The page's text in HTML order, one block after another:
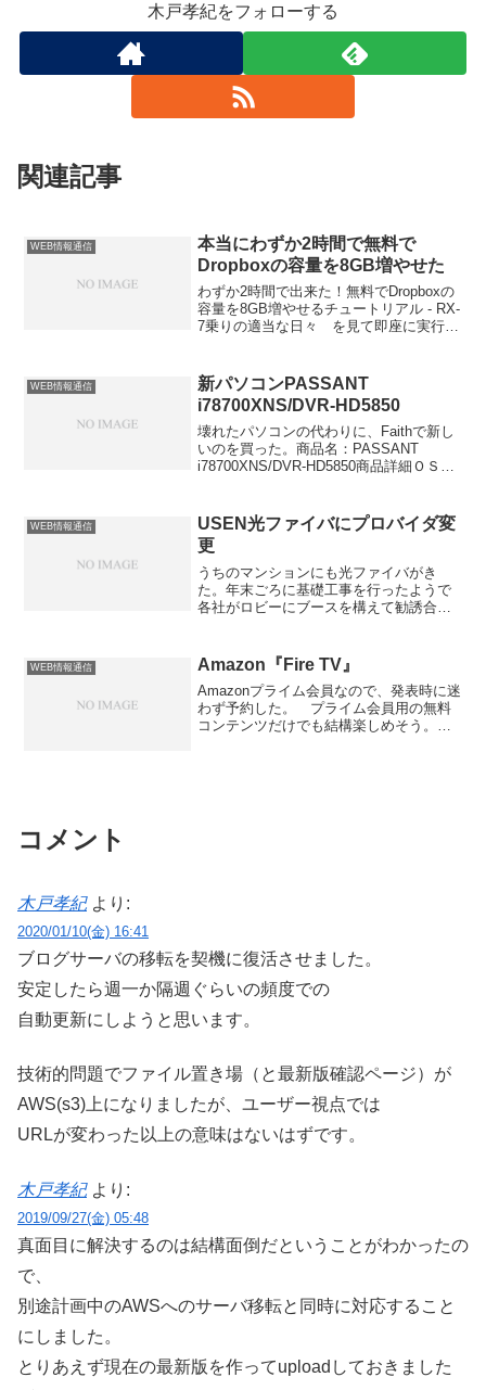
木戸孝紀をフォローする
関連記事
WEB情報通信
本当にわずか2時間で無料で
Dropboxの容量を8GB増やせた
わずか2時間で出来た！無料でDropboxの
容量を8GB増やせるチュートリアル - RX-
7乗りの適当な日々 を見て即座に実行し
ったようだが、昨日また表示されて、目
標に達した。 最終的に使用金額は3,053
円。お試し券によるもなので実質ゼロ
円。 しかし、いま思ったのだが、
Dropboxと紙copiの組み合わせは最強かも
しれん のリンク先を自分の紹介リンク
おまけ【ニコニコ動画】サンダルに嵌っ
て抜け出せない子猫
WEB情報通信
新パソコンPASSANT
i78700XNS/DVR-HD5850
壊れたパソコンの代わりに、Faithで新し
いのを買った。商品名：PASSANT
i78700XNS/DVR-HD5850商品詳細ＯＳ：
ＣＰＵ：Intel(R) Core i7-870
(QuadCore/HT/2.93GHz:TB最大
3.60GHz/FSB1333MHz/L3cache
8MB/TDP95W)ＣＰＵクーラー：［静音ト
ップフロータイプ］Owltech 斬(ZAN)
ver.III +￥3500マザーボード：Intel P55
1333MHz(2GBx2)ＳＳＤ（選択時はＣド
ライブ）：Intel X25-M Mainstream SATA
SSD 80GB (MLC)内蔵ＨＤ...
WEB情報通信
USEN光ファイバにプロバイダ変
更
うちのマンションにも光ファイバがき
た。年末ごろに基礎工事を行ったようで
各社がロビーにブースを構えて勧誘合戦
無料の上最初の１年は月1480円という安
さにひかれ、USENに決定。 以前はケ
ーブルテレビで月5000円ちょっとも払っ
ていたのでかなり得した印象。下のテス
トで見る限り回線速度も上がっているよ
WEB情報通信 Amazon『Fire TV』
Amazonプライム会員なので、発表時に迷
わず予約した。 プライム会員用の無料
コンテンツだけでも結構楽しめそう。設
コメント
木戸孝紀 より:
2020/01/10(金) 16:41
ブログサーバの移転を契機に復活させました。
安定したら週一か隔週ぐらいの頻度での
自動更新にしようと思います。
技術的問題でファイル置き場（と最新版確認ページ）が
AWS(s3)上になりましたが、ユーザー視点では
URLが変わった以上の意味はないはずです。
木戸孝紀 より:
2019/09/27(金) 05:48
真面目に解決するのは結構面倒だということがわかったの
で、
別途計画中のAWSへのサーバ移転と同時に対応すること
にしました。
とりあえず現在の最新版を作ってuploadしておきました